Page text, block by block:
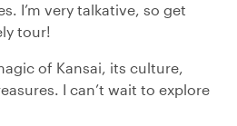
I’m very talkative, so get
tour!
of Kansai, its culture,
I can’t wait to explore